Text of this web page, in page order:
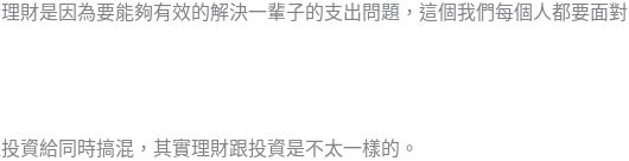
財是因為要能夠有效的解決一輩子的支出問題，這個我們每個人都要面對
資給同時搞混，其實理財跟投資是不太一樣的。